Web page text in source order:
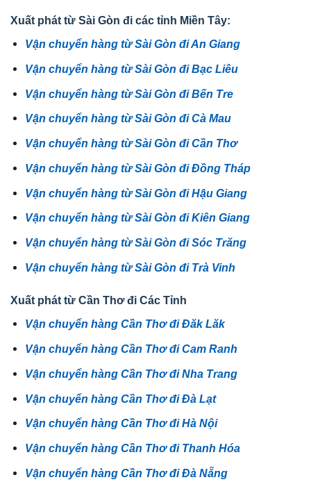
Xuất phát từ Sài Gòn đi các tỉnh Miền Tây:
Vận chuyển hàng từ Sài Gòn đi An Giang
Vận chuyển hàng từ Sài Gòn đi Bạc Liêu
Vận chuyển hàng từ Sài Gòn đi Bến Tre
Vận chuyển hàng từ Sài Gòn đi Cà Mau
Vận chuyển hàng từ Sài Gòn đi Cần Thơ
Vận chuyển hàng từ Sài Gòn đi Đồng Tháp
Vận chuyển hàng từ Sài Gòn đi Hậu Giang
Vận chuyển hàng từ Sài Gòn đi Kiên Giang
Vận chuyển hàng từ Sài Gòn đi Sóc Trăng
Vận chuyển hàng từ Sài Gòn đi Trà Vinh
Xuất phát từ Cần Thơ đi Các Tỉnh
Vận chuyển hàng Cần Thơ đi Đăk Lăk
Vận chuyển hàng Cần Thơ đi Cam Ranh
Vận chuyển hàng Cần Thơ đi Nha Trang
Vận chuyển hàng Cần Thơ đi Đà Lạt
Vận chuyển hàng Cần Thơ đi Hà Nội
Vận chuyển hàng Cần Thơ đi Thanh Hóa
Vận chuyển hàng Cần Thơ đi Đà Nẵng